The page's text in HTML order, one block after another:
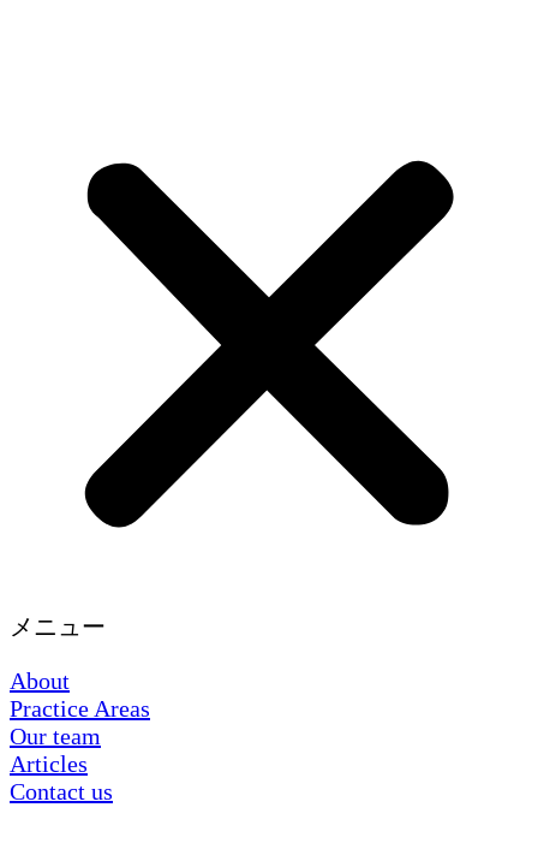
メニュー
About
Practice Areas
Our team
Articles
Contact us